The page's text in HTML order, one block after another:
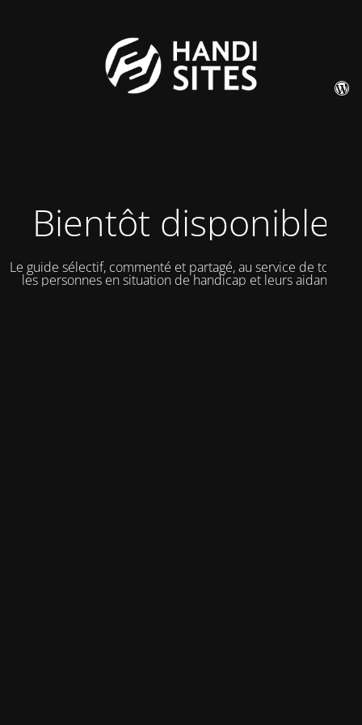
Bientôt disponible
Le guide sélectif, commenté et partagé, au service de toutes
les personnes en situation de handicap et leurs aidants.